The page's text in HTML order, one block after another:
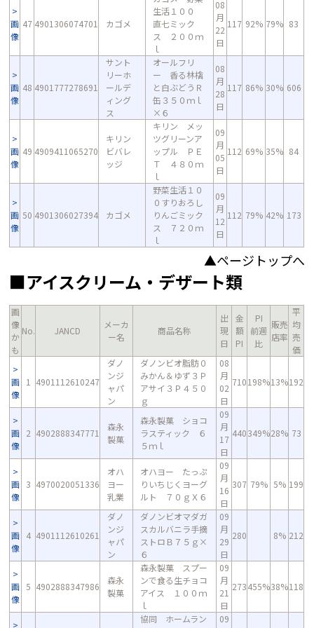
画
像
47 4901306074701 カゴメ
生活１００
直七ミック
ス ２００ｍ
ｌ
08
月
22
日
117 92% 79% 83
画
像
48 4901777278691
サント
リーホ
ールデ
ィング
ス
オールフリ
ー 香る林檎
と白ぶどうＲ
缶３５０ｍｌ
×６
08
月
28
日
117 86% 30% 606
画
像
49 4909411065270
キリン
ビバレ
ッジ
キリン メッ
ツグリーンア
ップル ＰＥ
Ｔ ４８０ｍ
ｌ
09
月
05
日
112 69% 35% 84
画
像
50 4901306027394 カゴメ
野菜生活１０
０すりおろし
りんごミック
ス ７２０ｍ
ｌ
09
月
12
日
112 79% 42% 173
▲ページトップへ
■アイスクリーム・デザート類
画
像
か
も
No. JANCD
メーカ
ー名
商品名称
出
現
日
金
額
PI
PI
前週
比
販売
店率
平
均
売
価
画
像
1 4901112610247
ダノ
ンジ
ャパ
ン
ダノンビオ脂肪０
みかん＆ゆず３Ｐ
アサイ３Ｐ４５０
ｇ
08
月
02
日
710198%13%192
画
像
2 4902888347771
森永
製菓
森永製菓 ショコ
ラスティック ６
５ｍｌ
09
月
17
日
440349%28% 73
画
像
3 4970020051336
オハ
ヨー
乳業
オハヨー たっぷ
りいちじくヨーグ
ルト ７０ｇＸ６
09
月
16
日
307 79% 5% 199
画
像
4 4901112610261
ダノ
ンジ
ャパ
ン
ダノンビオマダガ
スカルバニラ手摘
ストロＢ７５ｇ×
６
09
月
29
日
280 8% 212
画
像
5 4902888347986
森永
製菓
森永製菓 スプー
ンで食る生チョコ
アイス １００ｍ
ｌ
09
月
21
日
273455%38%118
協同 ホームラン
09